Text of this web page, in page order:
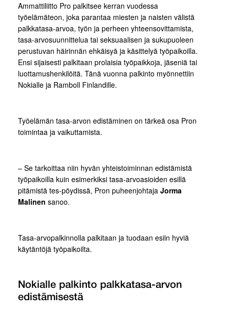
Ammattiliitto Pro palkitsee kerran vuodessa
työelämäteon, joka parantaa miesten ja naisten välistä
palkkatasa-arvoa, työn ja perheen yhteensovittamista,
tasa-arvosuunnittelua tai seksuaalisen ja sukupuoleen
perustuvan häirinnän ehkäisyä ja käsittelyä työpaikoilla.
Ensi sijaisesti palkitaan prolaisia työpaikkoja, jäseniä tai
luottamushenkilöitä. Tänä vuonna palkinto myönnettiin
Nokialle ja Ramboll Finlandille.
Työelämän tasa-arvon edistäminen on tärkeä osa Pron
toimintaa ja vaikuttamista.
– Se tarkoittaa niin hyvän yhteistoiminnan edistämistä
työpaikoilla kuin esimerkiksi tasa-arvoasioiden esillä
pitämistä tes-pöydissä, Pron puheenjohtaja Jorma
Malinen sanoo.
Tasa-arvopalkinnolla palkitaan ja tuodaan esiin hyviä
käytäntöjä työpaikoilta.
Nokialle palkinto palkkatasa-arvon
edistämisestä